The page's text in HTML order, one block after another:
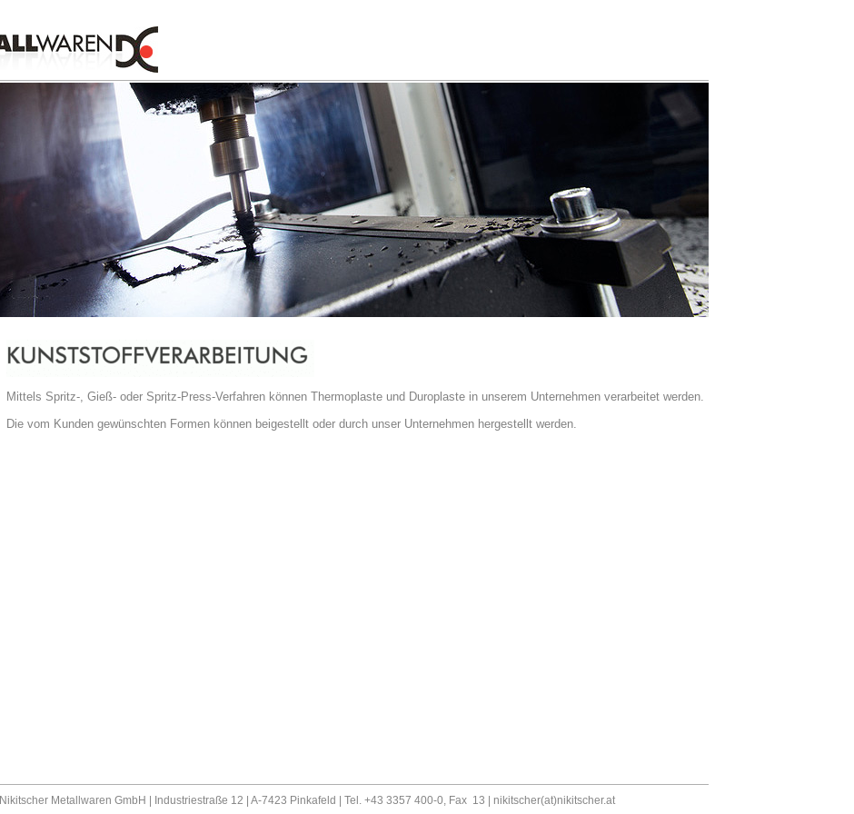
Mittels Spritz-, Gieß- oder Spritz-Press-Verfahren können Thermoplaste und Duroplaste in unserem Unternehmen verarbeitet werden.
Die vom Kunden gewünschten Formen können beigestellt oder durch unser Unternehmen hergestellt werden.
Nikitscher Metallwaren GmbH | Industriestraße 12 | A-7423 Pinkafeld | Tel. +43 3357 400-0, Fax 13 | nikitscher(at)nikitscher.at